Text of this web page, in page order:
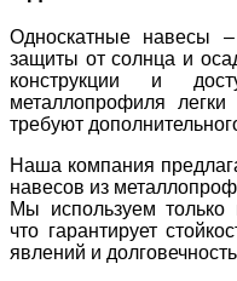
Односкатные навесы
защиты от солнца и
конструкции и
металлопрофиля
требуют
Наша компания
навесов из
Мы используем только
что гарантирует
явлений и